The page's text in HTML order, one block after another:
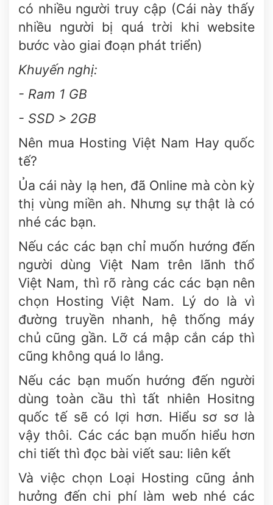
có nhiều người truy cập (Cái này thấy
nhiều người bị quá trời khi website
bước vào giai đoạn phát triển)
Khuyến nghị:
- Ram 1 GB
- SSD > 2GB
Nên mua Hosting Việt Nam Hay quốc
tế?
Ủa cái này lạ hen, đã Online mà còn kỳ
thị vùng miền ah. Nhưng sự thật là có
nhé các bạn.
Nếu các các bạn chỉ muốn hướng đến
người dùng Việt Nam trên lãnh thổ
Việt Nam, thì rõ ràng các các bạn nên
chọn Hosting Việt Nam. Lý do là vì
đường truyền nhanh, hệ thống máy
chủ cũng gần. Lỡ cá mập cắn cáp thì
cũng không quá lo lắng.
Nếu các bạn muốn hướng đến người
dùng toàn cầu thì tất nhiên Hositng
quốc tế sẽ có lợi hơn. Hiểu sơ sơ là
vậy thôi. Các các bạn muốn hiểu hơn
chi tiết thì đọc bài viết sau: liên kết
Và việc chọn Loại Hosting cũng ảnh
hưởng đến chi phí làm web nhé các